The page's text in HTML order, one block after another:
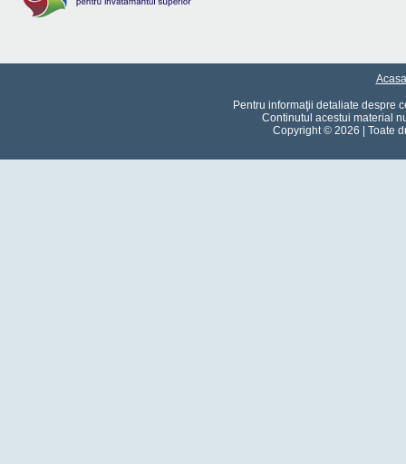
Acasa
Pentru informaţii detaliate despre
Continutul acestui material
Copyright © 2026 | Toate